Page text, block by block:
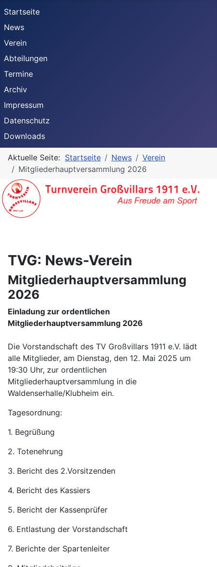
Startseite
News
Verein
Abteilungen
Termine
Archiv
Impressum
Datenschutz
Downloads
Aktuelle Seite: Startseite News
Verein
Mitgliederhauptversammlung 2026
TVG: News-Verein
Mitgliederhauptversammlung
2026
Einladung zur ordentlichen
Mitgliederhauptversammlung 2026
Die Vorstandschaft des TV Großvillars 1911 e.V. lädt
alle Mitglieder, am Dienstag, den 12. Mai 2025 um
19:30 Uhr, zur ordentlichen
Mitgliederhauptversammlung in die
Waldenserhalle/Klubheim ein.
Tagesordnung:
1. Begrüßung
2. Totenehrung
3. Bericht des 2.Vorsitzenden
4. Bericht des Kassiers
5. Bericht der Kassenprüfer
6. Entlastung der Vorstandschaft
7. Berichte der Spartenleiter